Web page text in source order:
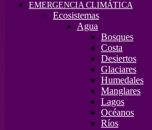
EMERGENCIA CLIMÁTICA
Ecosistemas
Agua
Bosques
Costa
Desiertos
Glaciares
Humedales
Manglares
Lagos
Océanos
Ríos